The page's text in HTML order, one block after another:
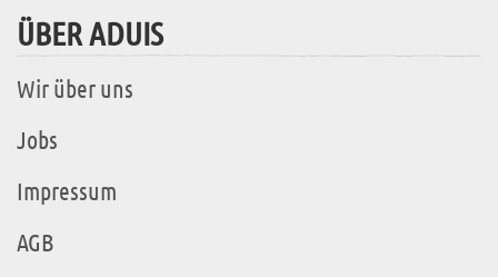
ÜBER ADUIS
Wir über uns
Jobs
Impressum
AGB